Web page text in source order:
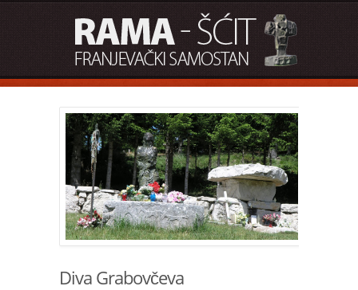
Diva Grabovčeva